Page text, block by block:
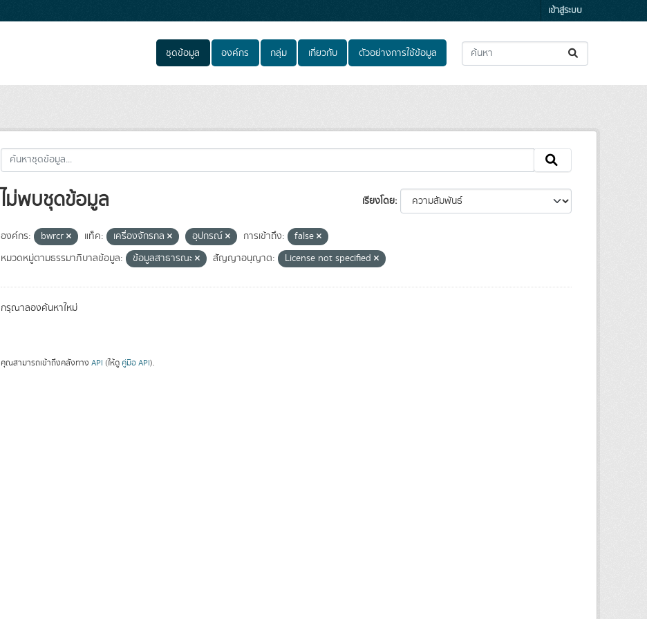
เข้าสู่ระบบ
ชุดข้อมูล องค์กร กลุ่ม เกี่ยวกับ ตัวอย่างการใช้ข้อมูล
เรียงโดย
ไม่พบชุดข้อมูล
องค์กร: bwrcr แท็ค: เครื่องจักรกล อุปกรณ์ การเข้าถึง:
false
หมวดหมู่ตามธรรมาภิบาลข้อมูล:
ข้อมูลสาธารณะ สัญญาอนุญาต: License not specified
กรุณาลองค้นหาใหม่
คุณสามารถเข้าถึงคลังทาง API (ให้ดู คู่มือ API).